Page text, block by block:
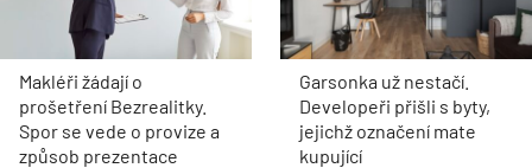
Makléři žádají o
prošetření Bezrealitky.
Spor se vede o provize a
způsob prezentace
Garsonka už nestačí.
Developeři přišli s byty,
jejichž označení mate
kupující